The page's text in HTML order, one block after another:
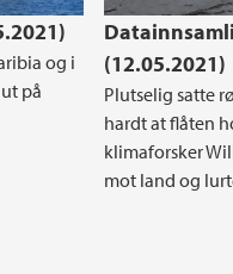
og i
på
(12.05.2021)
Plutselig satte
hardt at flåten
klimaforsker
mot land og